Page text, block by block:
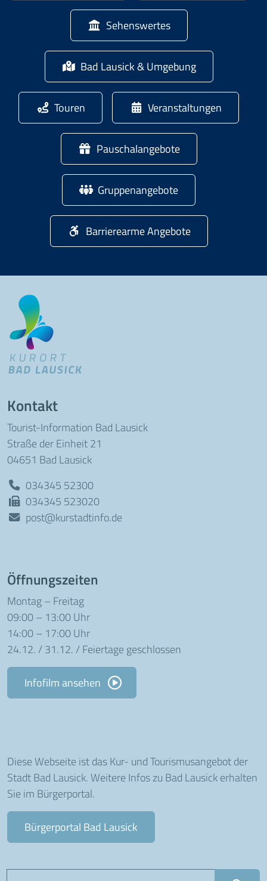
Sehenswertes
Bad Lausick & Umgebung
Touren Veranstaltungen
Pauschalangebote
Gruppenangebote
Barrierearme Angebote
Kontakt
Tourist-Information Bad Lausick
Straße der Einheit 21
04651 Bad Lausick
034345 52300
034345 523020
post@kurstadtinfo.de
Öffnungszeiten
Montag – Freitag
09:00 – 13:00 Uhr
14:00 – 17:00 Uhr
24.12. / 31.12. / Feiertage geschlossen
Infofilm ansehen
Diese Webseite ist das Kur- und Tourismusangebot der
Stadt Bad Lausick. Weitere Infos zu Bad Lausick erhalten
Sie im Bürgerportal.
Bürgerportal Bad Lausick